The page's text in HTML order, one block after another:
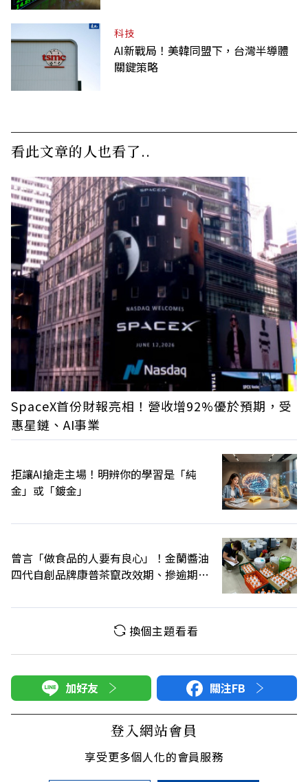
科技
AI新戰局！美韓同盟下，台灣半導體
關鍵策略
看此文章的人也看了..
SpaceX首份財報亮相！營收增92%優於預期，受
惠星鏈、AI事業
拒讓AI搶走主場！明辨你的學習是「純
金」或「鍍金」
曾言「做食品的人要有良心」！金蘭醬油
四代自創品牌康普茶竄改效期、摻逾期原
換個主題看看
加好友 關注FB
登入網站會員
享受更多個人化的會員服務